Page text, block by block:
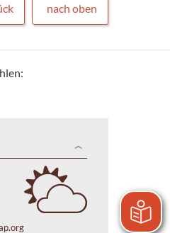
nach oben